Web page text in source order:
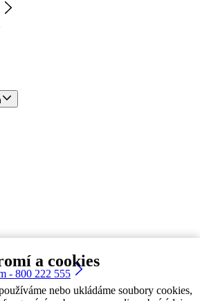
a cookies
nebo ukládáme soubory cookies,
- 800 222 555